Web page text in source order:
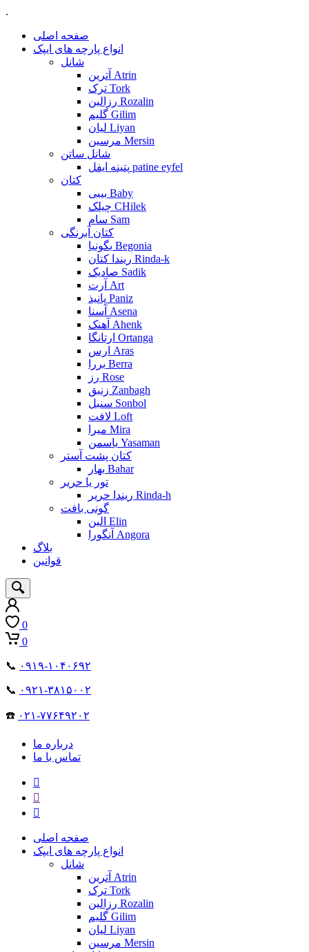
.
صفحه اصلی
انواع پارچه های ایپک
شانل
آترین Atrin
ترک Tork
رزالین Rozalin
گلیم Gilim
لیان Liyan
مرسین Mersin
شانل ساتن
پتینه ایفل patine eyfel
کتان
بیبی Baby
چیلک CHilek
سام Sam
کتان آبرنگی
بگونیا Begonia
ریندا کتان Rinda-k
صادیک Sadik
آرت Art
پانیذ Paniz
آسنا Asena
آهنک Ahenk
ارتانگا Ortanga
ارس Aras
بررا Berra
رز Rose
زنبق Zanbagh
سنبل Sonbol
لافت Loft
میرا Mira
یاسمن Yasaman
کتان پشت آستر
بهار Bahar
تور یا حریر
ریندا حریر Rinda-h
گونی بافت
الین Elin
آنگورا Angora
بلاگ
قوانین
0
0
📞 ۰۹۱۹-۱۰۴۰۶۹۲
📞 ۰۹۲۱-۳۸۱۵۰۰۲
☎️ ۰۲۱-۷۷۶۴۹۲۰۲
درباره ما
تماس با ما
صفحه اصلی
انواع پارچه های ایپک
شانل
آترین Atrin
ترک Tork
رزالین Rozalin
گلیم Gilim
لیان Liyan
مرسین Mersin